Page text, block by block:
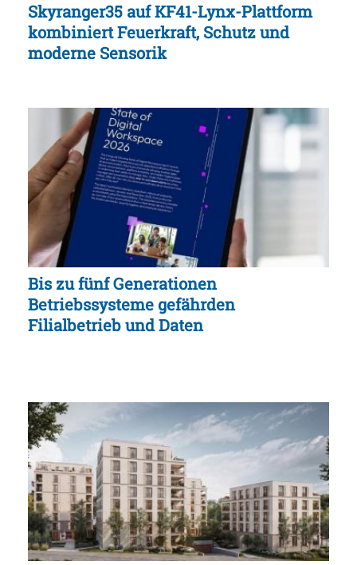
Skyranger35 auf KF41-Lynx-Plattform
kombiniert Feuerkraft, Schutz und
moderne Sensorik
Bis zu fünf Generationen
Betriebssysteme gefährden
Filialbetrieb und Daten